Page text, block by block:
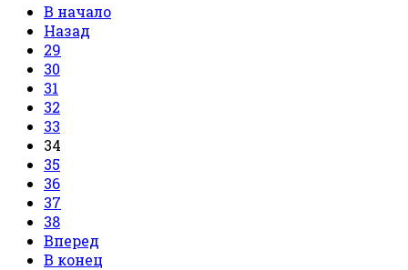
В начало
Назад
29
30
31
32
33
34
35
36
37
38
Вперед
В конец